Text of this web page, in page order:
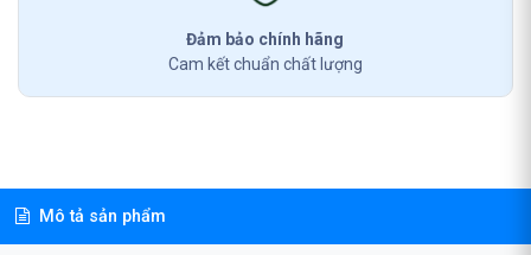
Đảm bảo chính hãng
Cam kết chuẩn chất lượng
Mô tả sản phẩm